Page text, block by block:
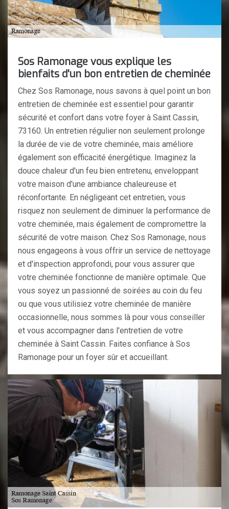
Sos Ramonage vous explique les
bienfaits d'un bon entretien de cheminée
Chez Sos Ramonage, nous savons à quel point un bon
entretien de cheminée est essentiel pour garantir
sécurité et confort dans votre foyer à Saint Cassin,
73160. Un entretien régulier non seulement prolonge
la durée de vie de votre cheminée, mais améliore
également son efficacité énergétique. Imaginez la
douce chaleur d'un feu bien entretenu, enveloppant
votre maison d'une ambiance chaleureuse et
réconfortante. En négligeant cet entretien, vous
risquez non seulement de diminuer la performance de
votre cheminée, mais également de compromettre la
sécurité de votre maison. Chez Sos Ramonage, nous
nous engageons à vous offrir un service de nettoyage
et d'inspection approfondi, pour vous assurer que
votre cheminée fonctionne de manière optimale. Que
vous soyez un passionné de soirées au coin du feu
ou que vous utilisiez votre cheminée de manière
occasionnelle, nous sommes là pour vous conseiller
et vous accompagner dans l'entretien de votre
cheminée à Saint Cassin. Faites confiance à Sos
Ramonage pour un foyer sûr et accueillant.